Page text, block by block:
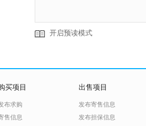
开启预读模式
买项目
布求购
售信息
出售项目
发布寄售信息
发布担保信息